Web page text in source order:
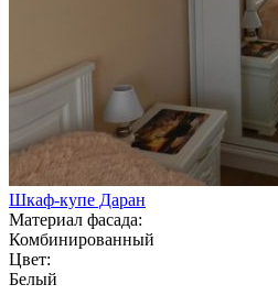
Шкаф-купе Даран
Материал фасада:
Комбинированный
Цвет:
Белый